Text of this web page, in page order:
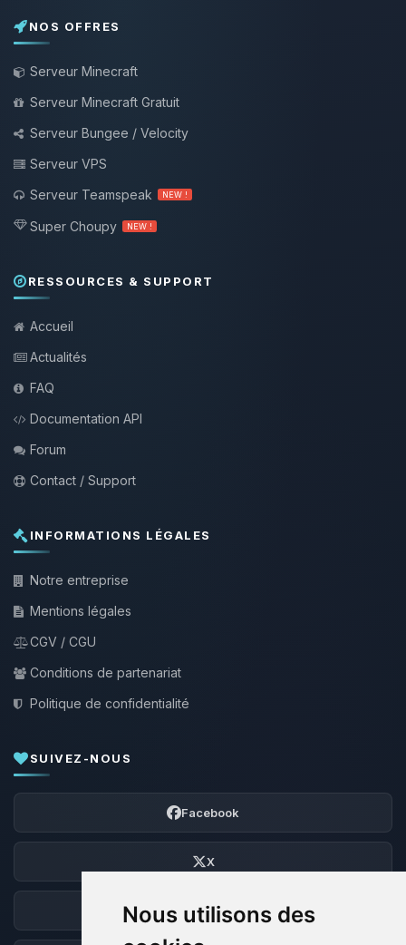
Nous utilisons des
NOS OFFRES
Serveur Minecraft
Serveur Minecraft Gratuit
Serveur Bungee / Velocity
Serveur VPS
Serveur Teamspeak
NEW !
Super Choupy NEW !
RESSOURCES & SUPPORT
Accueil
Actualités
FAQ
Documentation API
Forum
Contact / Support
INFORMATIONS LÉGALES
Notre entreprise
Mentions légales
CGV / CGU
Conditions de partenariat
Politique de confidentialité
SUIVEZ-NOUS
Facebook
X
Discord